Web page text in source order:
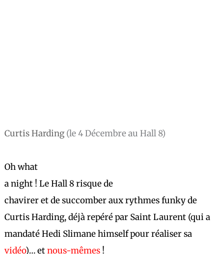
Curtis Harding (le 4 Décembre au Hall 8)
Oh what
a night !Le Hall 8 risque de
chavirer et de succomber aux rythmes funky de
Curtis Harding, déjà repéré par Saint Laurent (qui a
mandaté Hedi Slimane himself pour réaliser sa
vidéo)… etnous-mêmes !